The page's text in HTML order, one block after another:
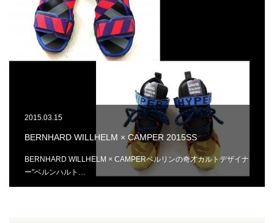
2015.03.15
BERNHARD WILLHELM × CAMPER 2015SS
BERNHARD WILLHELM × CAMPERベルリンの奇才カルトデザイナ
ー"ベルンハルト…